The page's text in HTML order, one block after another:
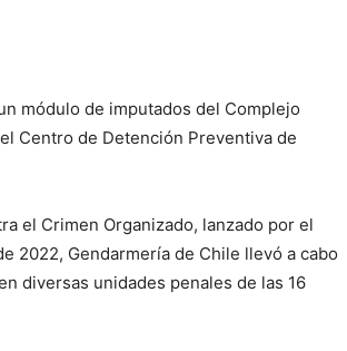
módulo de imputados del Complejo
Centro de Detención Preventiva de
el Crimen Organizado, lanzado por el
2022, Gendarmería de Chile llevó a cabo
diversas unidades penales de las 16